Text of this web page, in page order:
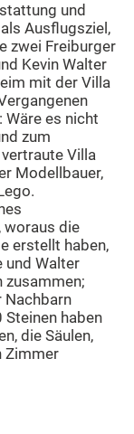
und
Ausflugsziel,
zwei Freiburger
Kevin Walter
mit der Villa
Wäre es nicht
zum
Villa
Modellbauer,
die
erstellt haben,
und Walter
zusammen;
Nachbarn
haben
die Säulen,
Zimmer